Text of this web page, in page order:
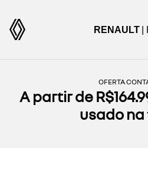
RENAULT
OFERTA
A partir de
usado